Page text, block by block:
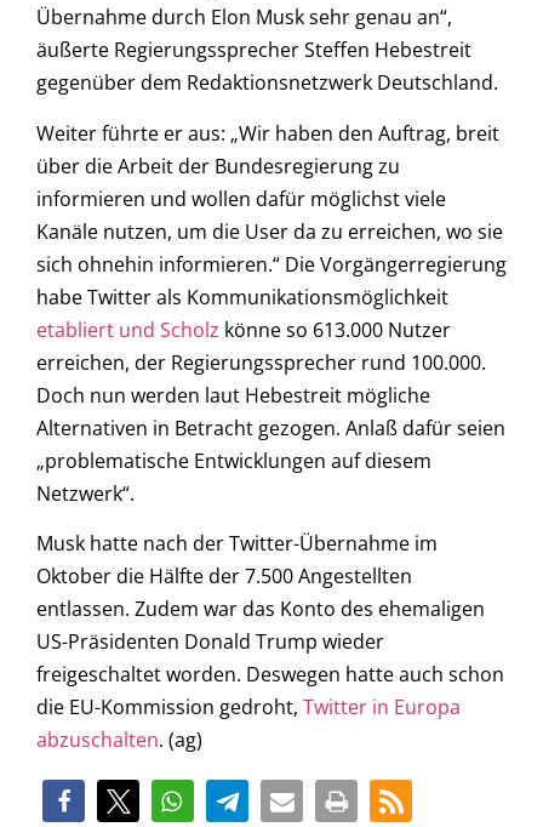
Übernahme durch Elon Musk sehr genau an“,
äußerte Regierungssprecher Steffen Hebestreit
gegenüber dem Redaktionsnetzwerk Deutschland.
Weiter führte er aus: „Wir haben den Auftrag, breit
über die Arbeit der Bundesregierung zu
informieren und wollen dafür möglichst viele
Kanäle nutzen, um die User da zu erreichen, wo sie
sich ohnehin informieren.“ Die Vorgängerregierung
habe Twitter als Kommunikationsmöglichkeit
etabliert und Scholz könne so 613.000 Nutzer
erreichen, der Regierungssprecher rund 100.000.
Doch nun werden laut Hebestreit mögliche
Alternativen in Betracht gezogen. Anlaß dafür seien
„problematische Entwicklungen auf diesem
Netzwerk“.
Musk hatte nach der Twitter-Übernahme im
Oktober die Hälfte der 7.500 Angestellten
entlassen. Zudem war das Konto des ehemaligen
US-Präsidenten Donald Trump wieder
freigeschaltet worden. Deswegen hatte auch schon
die EU-Kommission gedroht, Twitter in Europa
abzuschalten. (ag)